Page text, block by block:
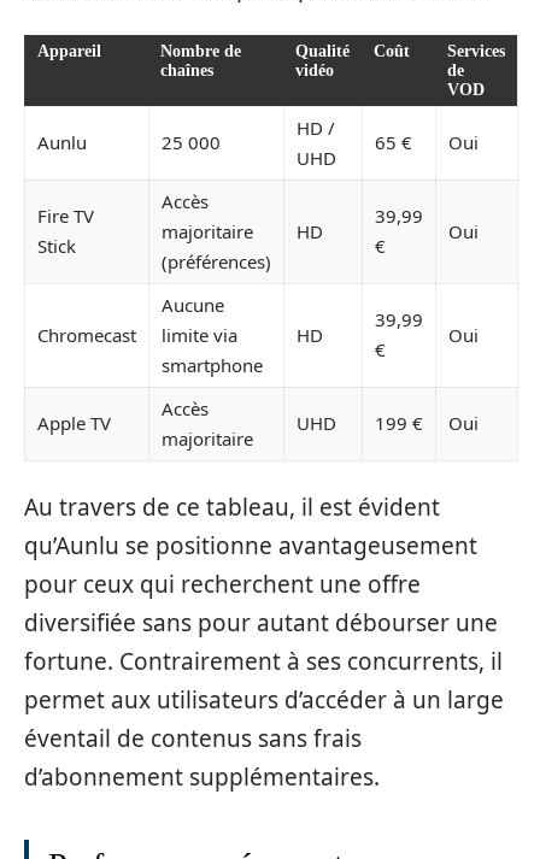
Appareil
Nombre de
chaînes
Qualité
vidéo
Coût
Services
de
VOD
Aunlu 25 000
HD /
UHD
65 € Oui
Fire TV
Stick
Accès
majoritaire
(préférences)
HD
39,99
€
Oui
Chromecast
Aucune
limite via
smartphone
HD
39,99
€
Oui
Apple TV
Accès
majoritaire
UHD 199 € Oui
Au travers de ce tableau, il est évident
qu’Aunlu se positionne avantageusement
pour ceux qui recherchent une offre
diversifiée sans pour autant débourser une
fortune. Contrairement à ses concurrents, il
permet aux utilisateurs d’accéder à un large
éventail de contenus sans frais
d’abonnement supplémentaires.